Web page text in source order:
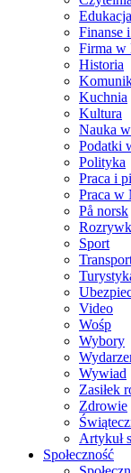
Edukacja
Finanse
Firma w
Historia
Kuchnia
Kultura
Nauka
Podatki
Polityka
Praca i
Praca w
På norsk
Sport
Video
Wośp
Wybory
Wywiad
Zasiłek
Zdrowie
Artykuł
Społeczność